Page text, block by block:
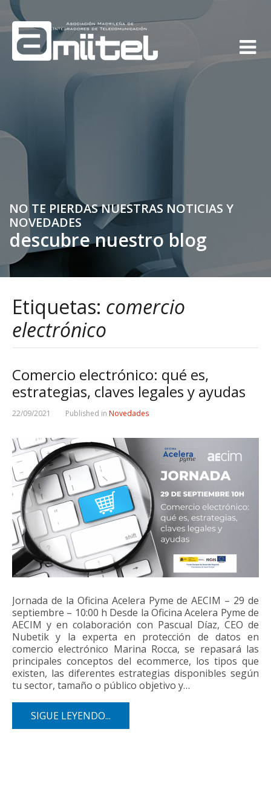
NO TE PIERDAS NUESTRAS NOTICIAS Y
NOVEDADES
descubre nuestro blog
Etiquetas: comercio
electrónico
Comercio electrónico: qué es,
estrategias, claves legales y ayudas
22/09/2021 Published in Novedades
Jornada de la Oficina Acelera Pyme de AECIM – 29 de
septiembre – 10:00 h Desde la Oficina Acelera Pyme de
AECIM y en colaboración con Pascual Díaz, CEO de
Nubetik y la experta en protección de datos en
comercio electrónico Marina Rocca, se repasará las
principales conceptos del ecommerce, los tipos que
existen, las diferentes estrategias disponibles según
tu sector, tamaño o público objetivo y…
SIGUE LEYENDO...